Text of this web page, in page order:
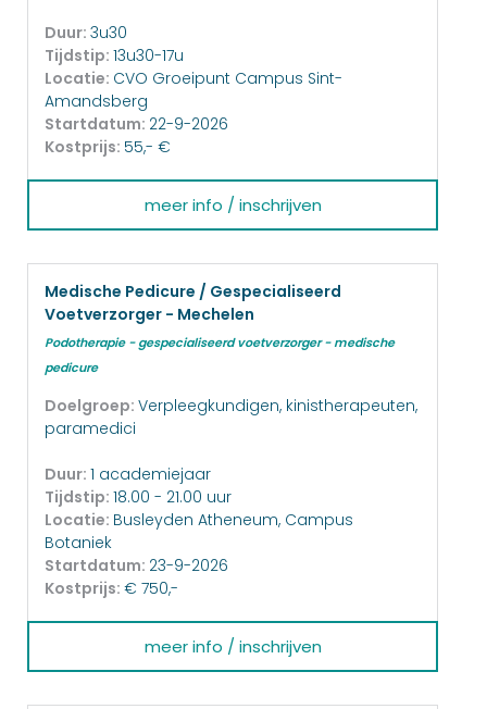
Duur: 3u30
Tijdstip: 13u30-17u
Locatie: CVO Groeipunt Campus Sint-
Amandsberg
Startdatum: 22-9-2026
Kostprijs: 55,- €
meer info / inschrijven
Medische Pedicure / Gespecialiseerd
Voetverzorger - Mechelen
Podotherapie - gespecialiseerd voetverzorger - medische
pedicure
Doelgroep: Verpleegkundigen, kinistherapeuten,
paramedici
Duur: 1 academiejaar
Tijdstip: 18.00 - 21.00 uur
Locatie: Busleyden Atheneum, Campus
Botaniek
Startdatum: 23-9-2026
Kostprijs: € 750,-
meer info / inschrijven